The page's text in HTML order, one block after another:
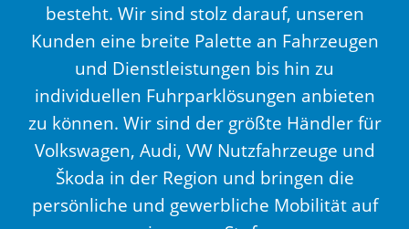
besteht. Wir sind stolz darauf, unseren
Kunden eine breite Palette an Fahrzeugen
und Dienstleistungen bis hin zu
individuellen Fuhrparklösungen anbieten
zu können. Wir sind der größte Händler für
Volkswagen, Audi, VW Nutzfahrzeuge und
Škoda in der Region und bringen die
persönliche und gewerbliche Mobilität auf